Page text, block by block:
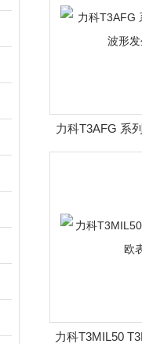
力科T3AFG 系
发
力科T3MIL50